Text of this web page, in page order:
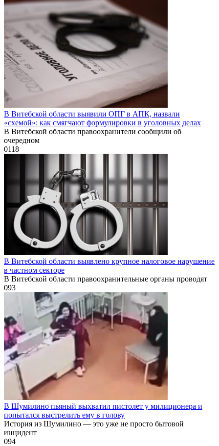
В Витебской области выявили ОПГ в АПК, назвали
«схемой»: как смягчают формулировки в уголовных делах
В Витебской области правоохранители сообщили об
очередном
0118
В Витебской области выявлено крупное налоговое нарушение
в частном секторе
В Витебской области правоохранительные органы проводят
093
В Шумилино пьяный выхватил пистолет у милиционера и
попытался выстрелить ему в голову
История из Шумилино — это уже не просто бытовой
инцидент
094